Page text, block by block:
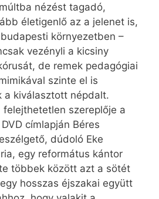
nézést tagadó,
életigenlő az a jelenet is,
környezetben –
vezényli a kicsiny
de remek pedagógiai
szinte el is
a kiválasztott népdalt.
szereplője a
címlapján Béres
dúdoló Eke
egy református kántor
többek között azt a sötét
hosszas éjszakai együtt